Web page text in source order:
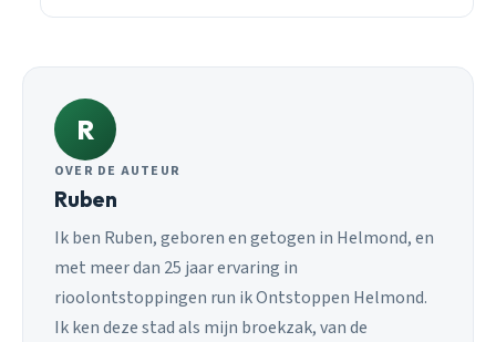
R
OVER DE AUTEUR
Ruben
Ik ben Ruben, geboren en getogen in Helmond, en
met meer dan 25 jaar ervaring in
rioolontstoppingen run ik Ontstoppen Helmond.
Ik ken deze stad als mijn broekzak, van de